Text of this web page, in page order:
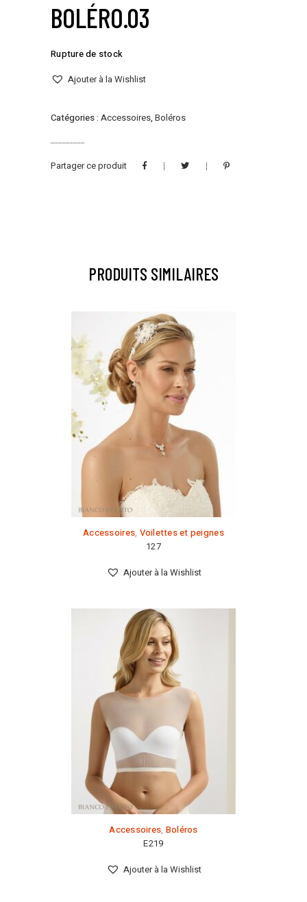
BOLÉRO.03
Rupture de stock
Ajouter à la Wishlist
Catégories : Accessoires, Boléros
Partager ce produit
PRODUITS SIMILAIRES
Accessoires, Voilettes et peignes
127
Ajouter à la Wishlist
Accessoires, Boléros
E219
Ajouter à la Wishlist